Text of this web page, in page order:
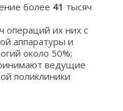
более 41 тысяч
операций их них с
аппаратуры и
около 50%;
ведущие
поликлиники